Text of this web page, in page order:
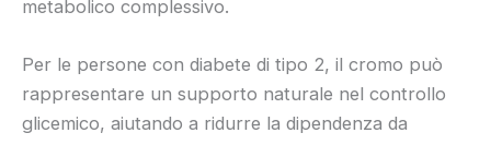
metabolico complessivo.
Per le persone con diabete di tipo 2, il cromo può
rappresentare un supporto naturale nel controllo
glicemico, aiutando a ridurre la dipendenza da